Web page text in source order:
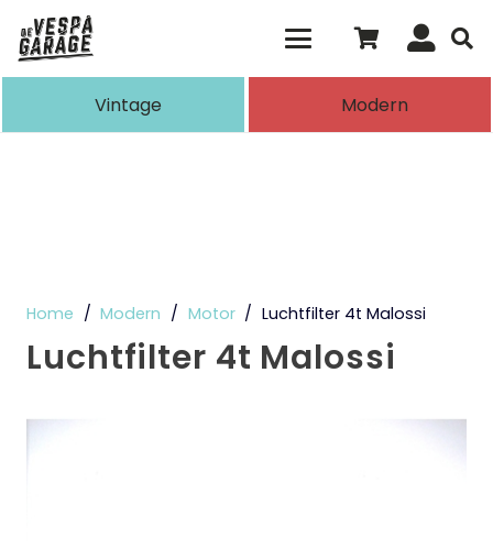
de resultaten voor automatisch
Vintage Modern
Home / Modern / Motor / Luchtfilter 4t Malossi
Luchtfilter 4t Malossi